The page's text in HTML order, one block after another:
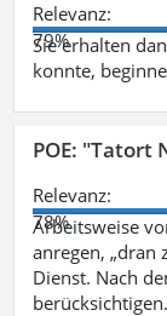
Relevanz:
79%
Sie erhalten
konnte,
POE: "Tatort
Relevanz:
78%
Arbeitsweise
anregen, „dran
Dienst. Nach